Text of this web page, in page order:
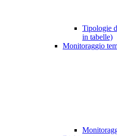
Tipologie
in tabelle)
Monitoraggio